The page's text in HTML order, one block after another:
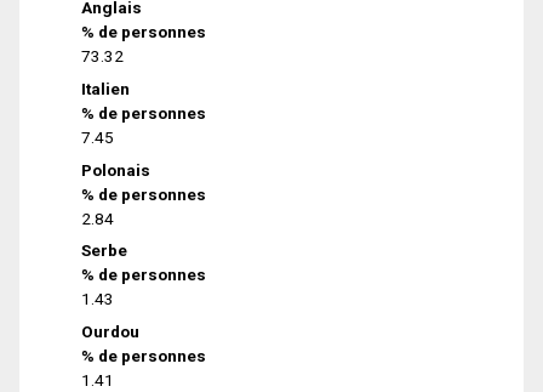
Anglais
% de personnes
73.32
Italien
% de personnes
7.45
Polonais
% de personnes
2.84
Serbe
% de personnes
1.43
Ourdou
% de personnes
1.41